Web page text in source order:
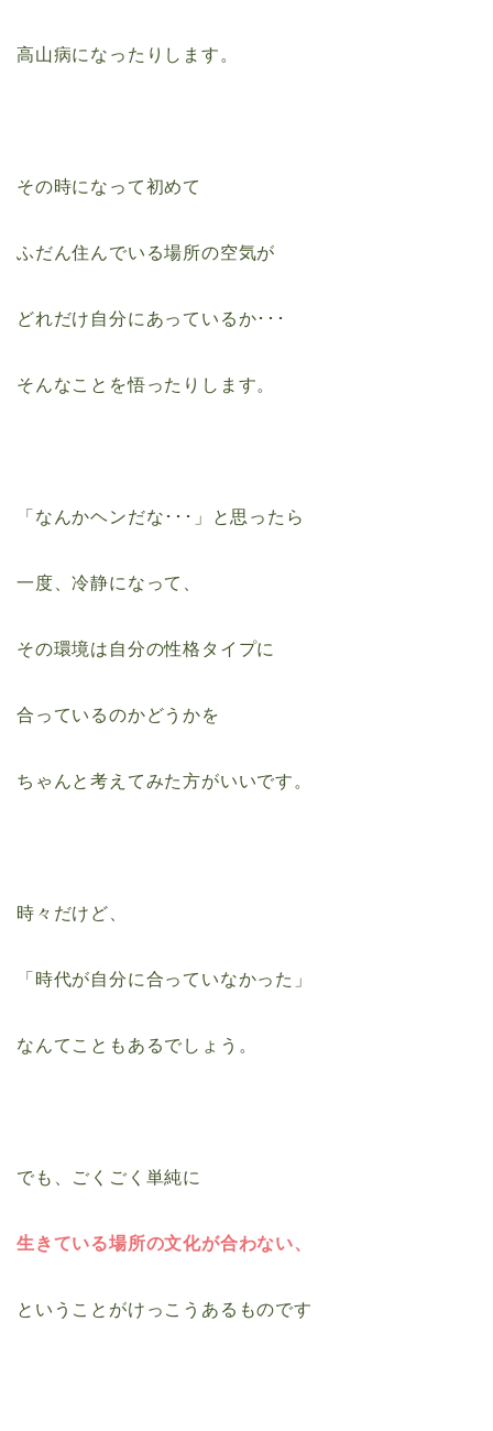
高山病になったりします。
その時になって初めて
ふだん住んでいる場所の空気が
どれだけ自分にあっているか･･･
そんなことを悟ったりします。
「なんかヘンだな･･･」と思ったら
一度、冷静になって、
その環境は自分の性格タイプに
合っているのかどうかを
ちゃんと考えてみた方がいいです。
時々だけど、
「時代が自分に合っていなかった」
なんてこともあるでしょう。
でも、ごくごく単純に
生きている場所の文化が合わない、
ということがけっこうあるものです